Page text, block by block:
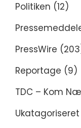
Politiken (12)
PressWire
Reportage (9)
TDC – Kom
Ukatagoriseret